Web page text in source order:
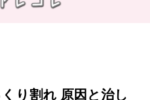
り割れ 原因と治し